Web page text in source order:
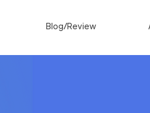
Blog/Review